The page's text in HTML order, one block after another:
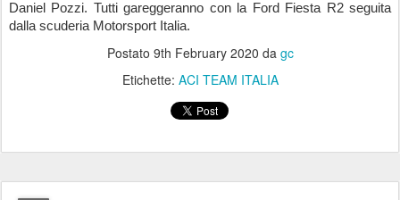
Daniel Pozzi. Tutti gareggeranno con la Ford Fiesta R2 seguita
dalla scuderia Motorsport Italia.
Postato 9th February 2020 da gc
Etichette: ACI TEAM ITALIA